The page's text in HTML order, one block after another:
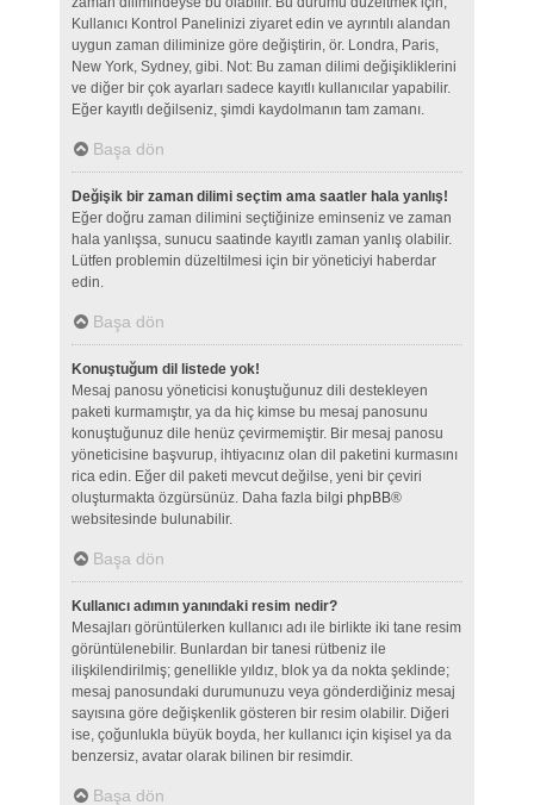
Kullanıcı Kontrol Panelinizi ziyaret edin ve ayrıntılı alandan
uygun zaman diliminize göre değiştirin, ör. Londra, Paris,
New York, Sydney, gibi. Not: Bu zaman dilimi değişikliklerini
ve diğer bir çok ayarları sadece kayıtlı kullanıcılar yapabilir.
Eğer kayıtlı değilseniz, şimdi kaydolmanın tam zamanı.
Başa dön
Değişik bir zaman dilimi seçtim ama saatler hala yanlış!
Eğer doğru zaman dilimini seçtiğinize eminseniz ve zaman
hala yanlışsa, sunucu saatinde kayıtlı zaman yanlış olabilir.
Lütfen problemin düzeltilmesi için bir yöneticiyi haberdar
edin.
Başa dön
Konuştuğum dil listede yok!
Mesaj panosu yöneticisi konuştuğunuz dili destekleyen
paketi kurmamıştır, ya da hiç kimse bu mesaj panosunu
konuştuğunuz dile henüz çevirmemiştir. Bir mesaj panosu
yöneticisine başvurup, ihtiyacınız olan dil paketini kurmasını
rica edin. Eğer dil paketi mevcut değilse, yeni bir çeviri
oluşturmakta özgürsünüz. Daha fazla bilgi phpBB®
websitesinde bulunabilir.
Başa dön
Kullanıcı adımın yanındaki resim nedir?
Mesajları görüntülerken kullanıcı adı ile birlikte iki tane resim
görüntülenebilir. Bunlardan bir tanesi rütbeniz ile
ilişkilendirilmiş; genellikle yıldız, blok ya da nokta şeklinde;
mesaj panosundaki durumunuzu veya gönderdiğiniz mesaj
sayısına göre değişkenlik gösteren bir resim olabilir. Diğeri
ise, çoğunlukla büyük boyda, her kullanıcı için kişisel ya da
benzersiz, avatar olarak bilinen bir resimdir.
Başa dön